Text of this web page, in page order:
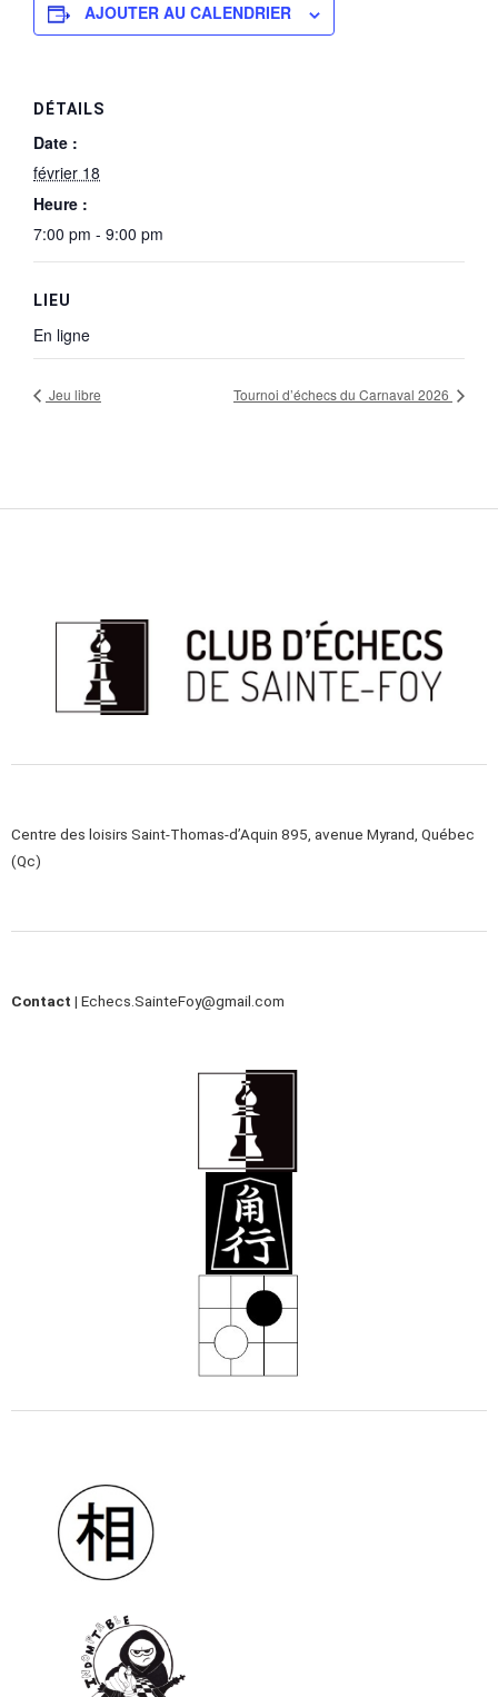
AJOUTER AU CALENDRIER
DÉTAILS
Date :
février 18
Heure :
7:00 pm - 9:00 pm
LIEU
En ligne
Jeu libre Tournoi d’échecs du Carnaval 2026
Centre des loisirs Saint-Thomas-d’Aquin 895, avenue Myrand, Québec
(Qc)
Contact | Echecs.SainteFoy@gmail.com